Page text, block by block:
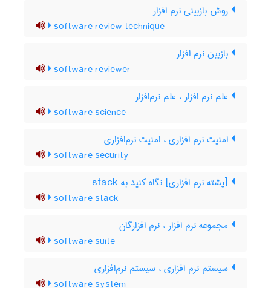
روش بازبینی نرم‌ افزار
software review technique
بازبین نرم ‌افزار
software reviewer
علم نرم افزار ، علم نرم‌افزار
software science
امنیت نرم افزاری ، امنیت نرم‌افزاری
software security
[پشته نرم افزاری] نگاه کنید به ‎ stack
software stack
مجموعه نرم ‌افزار ، نرم ‌افزارگان
software suite
سیستم نرم افزاری ، سیستم نرم‌افزاری
software system